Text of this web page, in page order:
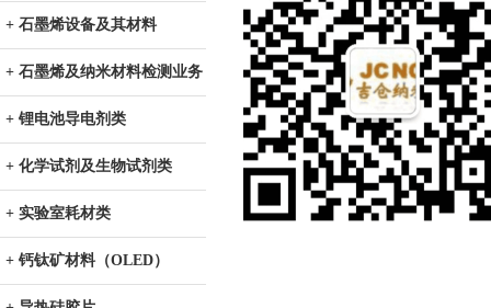
+ 石墨烯设备及其材料
+ 石墨烯及纳米材料检测业务
+ 锂电池导电剂类
+ 化学试剂及生物试剂类
+ 实验室耗材类
+ 钙钛矿材料（OLED）